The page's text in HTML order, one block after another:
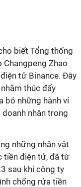
biết Tổng thống
Changpeng Zhao
tử Binance. Đây
thúc đẩy
bỏ những hành vi
nhân trong
những nhân vật
tiền điện tử, đã từ
sau khi công ty
chống rửa tiền